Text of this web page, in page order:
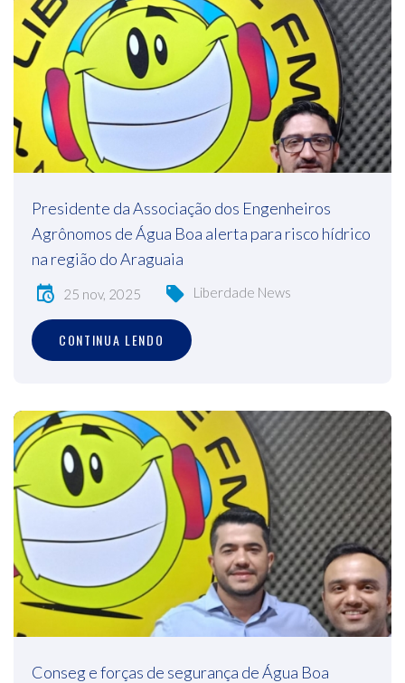
Presidente da Associação dos Engenheiros
Agrônomos de Água Boa alerta para risco hídrico
na região do Araguaia
25 nov, 2025 Liberdade News
CONTINUA LENDO
Conseg e forças de segurança de Água Boa